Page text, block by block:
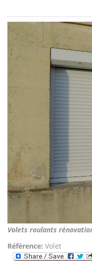
Volets roulants
Référence: Volet